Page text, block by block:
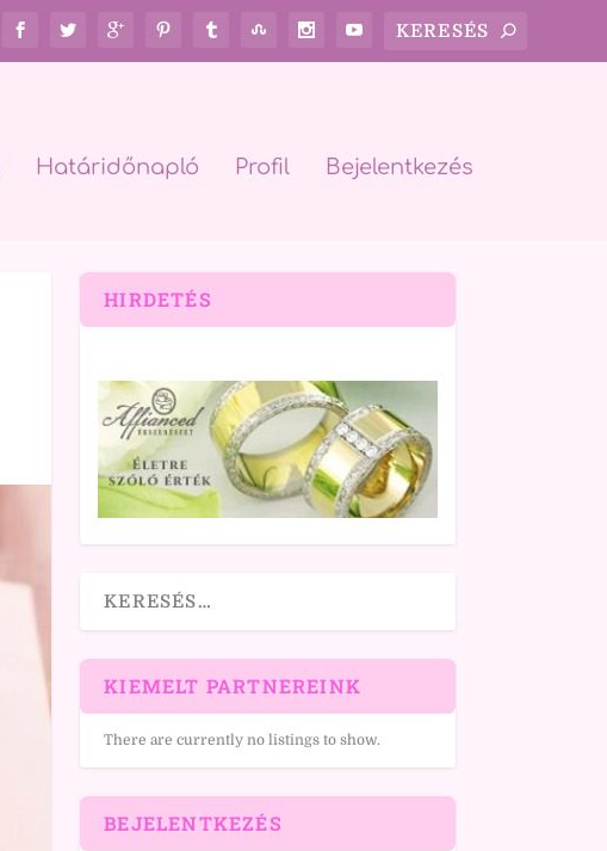
Határidőnapló Profil Bejelentkezés
HIRDETÉS
KIEMELT PARTNEREINK
There are currently no listings to show.
BEJELENTKEZÉS